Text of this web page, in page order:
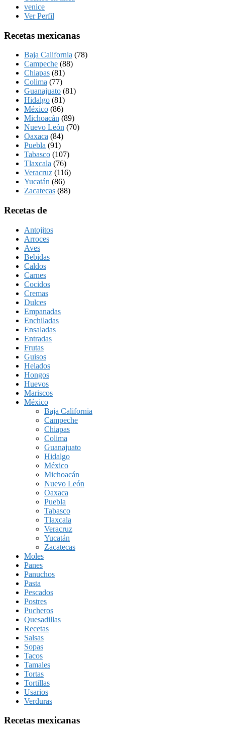
venice
Ver Perfil
Recetas mexicanas
Baja California (78)
Campeche (88)
Chiapas (81)
Colima (77)
Guanajuato (81)
Hidalgo (81)
México (86)
Michoacán (89)
Nuevo León (70)
Oaxaca (84)
Puebla (91)
Tabasco (107)
Tlaxcala (76)
Veracruz (116)
Yucatán (86)
Zacatecas (88)
Recetas de
Antojitos
Arroces
Aves
Bebidas
Caldos
Carnes
Cocidos
Cremas
Dulces
Empanadas
Enchiladas
Ensaladas
Entradas
Frutas
Guisos
Helados
Hongos
Huevos
Mariscos
México
Baja California
Campeche
Chiapas
Colima
Guanajuato
Hidalgo
México
Michoacán
Nuevo León
Oaxaca
Puebla
Tabasco
Tlaxcala
Veracruz
Yucatán
Zacatecas
Moles
Panes
Panuchos
Pasta
Pescados
Postres
Pucheros
Quesadillas
Recetas
Salsas
Sopas
Tacos
Tamales
Tortas
Tortillas
Usarios
Verduras
Recetas mexicanas